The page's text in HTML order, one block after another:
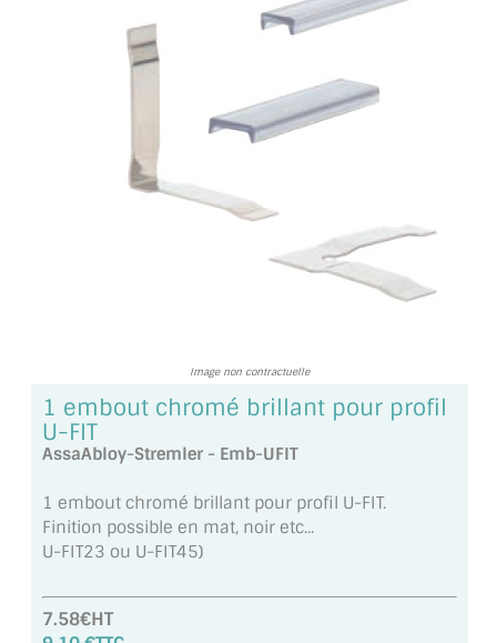
MIROIRS VIEILLIS AMBIANCE BRASSERIE
MIROIR VIEILLI
MIROIR DÉCORATIF DE COULEUR
LOTS DE MIROIRS EN MOZAÏQUE
MIROIR POUR SALLE DE SPORT
MIROIR ENCADRÉ
VERRE SUR MESURE
Image non contractuelle
1 embout chromé brillant pour profil
U-FIT
AssaAbloy-Stremler - Emb-UFIT
1 embout chromé brillant pour profil U-FIT.
Finition possible en mat, noir etc...
U-FIT23 ou U-FIT45)
7.58€HT